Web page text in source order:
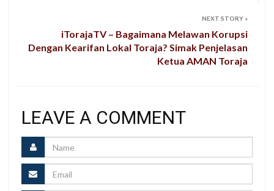
NEXT STORY »
iTorajaTV – Bagaimana Melawan Korupsi
Dengan Kearifan Lokal Toraja? Simak Penjelasan
Ketua AMAN Toraja
LEAVE A COMMENT